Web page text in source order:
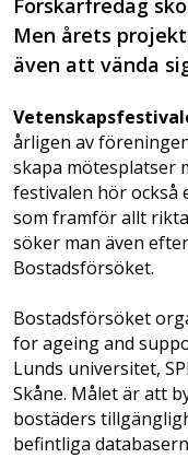
Forskarfredag
Men årets
även att vända
årligen av
skapa mötesplatser
festivalen hör
som framför allt
söker man även
Bostadsförsöket.
Bostadsförsöket
for ageing and
Lunds universitet,
Skåne. Målet är att
bostäders
befintliga